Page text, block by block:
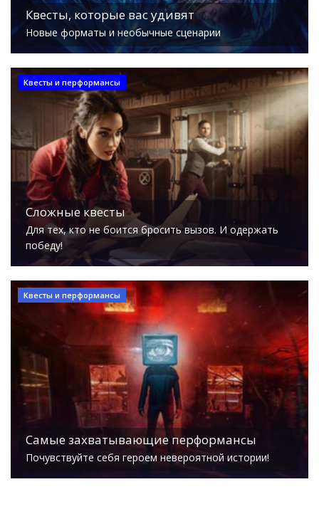
Квесты, которые вас удивят
Новые форматы и необычные сценарии
Квесты и перформансы
Сложные квесты
Для тех, кто не боится бросить вызов. И одержать
победу!
Квесты и перформансы
Самые захватывающие перформансы
Почувствуйте себя героем невероятной истории!